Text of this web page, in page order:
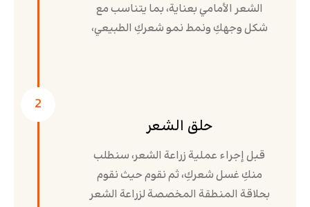
الشعر الأمامي بعناية، بما يتناسب مع
شكل وجهكِ ونمط نمو شعركِ الطبيعي،
حلق الشعر
قبل إجراء عملية زراعة الشعر، سنطلب
منكِ غسل شعركِ، ثم نقوم حيث نقوم
بحلاقة المنطقة المخصصة لزراعة الشعر
2